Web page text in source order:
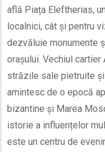
află Piața Eleftherias,
localnici, cât și pentru
dezvăluie monumente
orașului. Vechiul
străzile sale pietruite
amintesc de o epocă
bizantine și Marea
istorie a influențelor
este un centru de